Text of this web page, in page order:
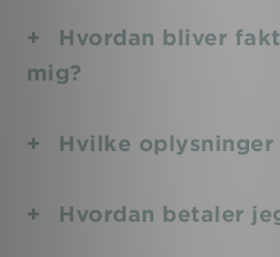
Hvordan bliver
mig?
Hvilke oplysninger
Hvordan betaler